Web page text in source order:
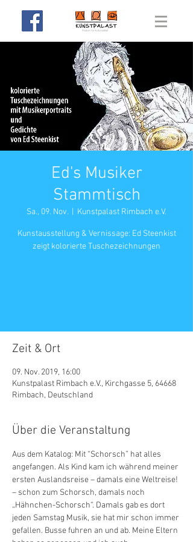
Ed's Musiker
Stammtisch
Sa., 09. Nov. Kunstpalast Rimbach e.V.
Kunstausstellung & Vernissage: Ed Steenkist
zeigt kolorierte Tuschezeichnungen
Zeit & Ort
09. Nov. 2019, 16:00
Kunstpalast Rimbach e.V., Kirchgasse 5, 64668
Rimbach, Deutschland
Über die Veranstaltung
Aus dem Katalog: Mit “Schorsch” hat alles
angefangen. Als Kind kam ich während meiner
ersten Auslandsreise – damals eine Weltreise!
– schon zum Schorsch, damals noch
„Hähnchen-Schorsch“. Damals gab es dort
jeden Samstag Musik, sie hat mir schon immer
gefallen. Busse fuhren an und ab. Meine Eltern